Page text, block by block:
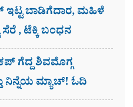
ಇಟ್ಟ ಬಾಡಿಗೆದಾರ, ಮಹಿಳೆ
ಸೆರೆ , ಟೆಕ್ಕಿ ಬಂಧನ
ಗೆದ್ದ ಶಿವಮೊಗ್ಗ
ನಿನ್ನೆಯ ಮ್ಯಾಚ್! ಓದಿ